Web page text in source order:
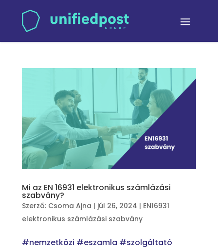
Mi az EN 16931 elektronikus számlázási
szabvány?
Szerző: Csoma Ajna | júl 26, 2024 | EN16931
elektronikus számlázási szabvány
#nemzetközi #eszamla #szolgáltató